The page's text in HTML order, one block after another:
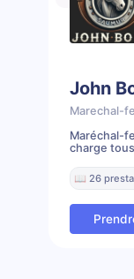
John
Marechal-
Maréchal-
charge
📖 26